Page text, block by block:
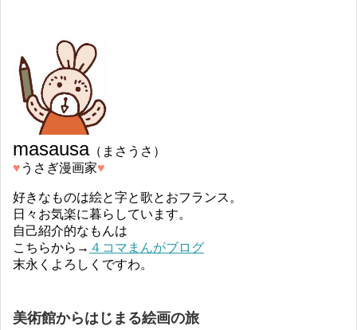
masausa（まさうさ）
♥︎ うさぎ漫画家♥︎
好きなものは絵と字と歌とおフランス。
日々お気楽に暮らしています。
自己紹介的なもんは
こちらから→ ４コマまんがブログ
末永くよろしくですわ。
美術館からはじまる絵画の旅